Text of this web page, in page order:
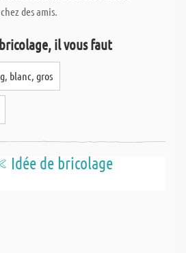
des amis.
il vous faut
blanc, gros
Idée de bricolage